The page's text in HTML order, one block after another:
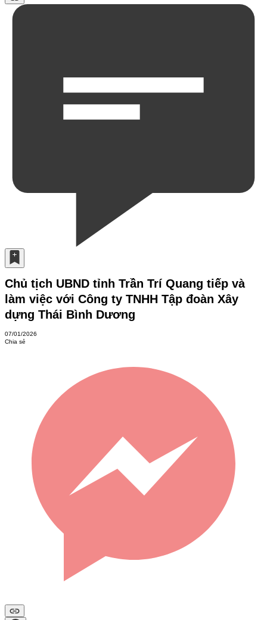
Chủ tịch UBND tỉnh Trần Trí Quang tiếp và
làm việc với Công ty TNHH Tập đoàn Xây
dựng Thái Bình Dương
07/01/2026
Chia sẻ